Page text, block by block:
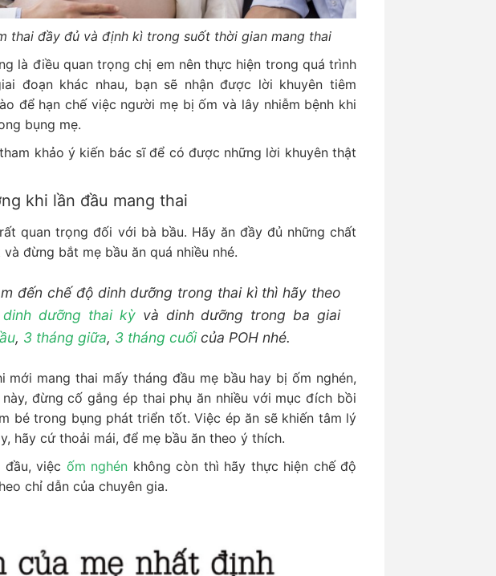
thai đầy đủ và định kì trong suốt thời gian mang thai
là điều quan trọng chị em nên thực hiện trong quá trình
đoạn khác nhau, bạn sẽ nhận được lời khuyên tiêm
để hạn chế việc người mẹ bị ốm và lây nhiễm bệnh khi
bụng mẹ.
khảo ý kiến bác sĩ để có được những lời khuyên thật
khi lần đầu mang thai
quan trọng đối với bà bầu. Hãy ăn đầy đủ những chất
đừng bắt mẹ bầu ăn quá nhiều nhé.
đến chế độ dinh dưỡng trong thai kì thì hãy theo
dinh dưỡng thai kỳvà dinh dưỡng trong ba giai
, 3 tháng giữa, 3 tháng cuốicủa POH nhé.
mới mang thai mấy tháng đầu mẹ bầu hay bị ốm nghén,
đừng cố gắng ép thai phụ ăn nhiều với mục đích bồi
bé trong bụng phát triển tốt. Việc ép ăn sẽ khiến tâm lý
hãy cứ thoải mái, để mẹ bầu ăn theo ý thích.
đầu, việc ốm nghén không còn thì hãy thực hiện chế độ
chỉ dẫn của chuyên gia.